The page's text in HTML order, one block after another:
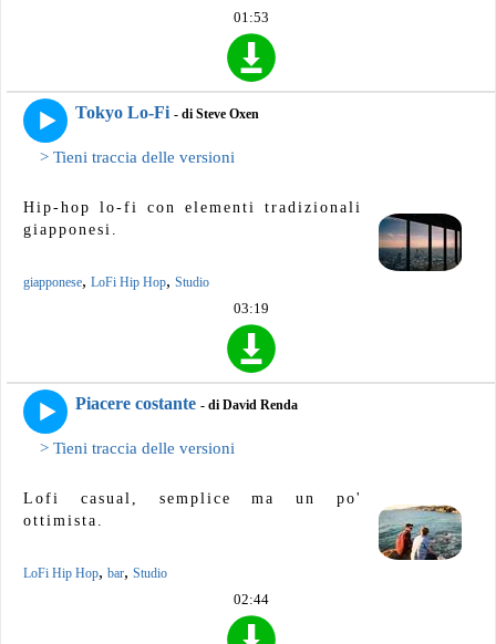
01:53
Tokyo Lo-Fi - di Steve Oxen
> Tieni traccia delle versioni
Hip-hop lo-fi con elementi tradizionali
giapponesi.
giapponese, LoFi Hip Hop, Studio
03:19
Piacere costante - di David Renda
> Tieni traccia delle versioni
Lofi casual, semplice ma un po'
ottimista.
LoFi Hip Hop, bar, Studio
02:44